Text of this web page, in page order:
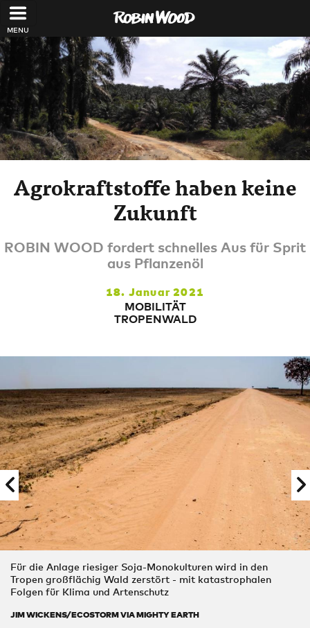
Direkt zum Inhalt
Agrokraftstoffe haben keine
Zukunft
ROBIN WOOD fordert schnelles Aus für Sprit
aus Pflanzenöl
18. Januar 2021
MOBILITÄT
TROPENWALD
Für die Anlage riesiger Soja-Monokulturen wird in den
Tropen großflächig Wald zerstört - mit katastrophalen
Folgen für Klima und Artenschutz
JIM WICKENS/ECOSTORM VIA MIGHTY EARTH